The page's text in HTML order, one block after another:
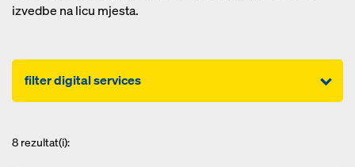
izvedbe na licu mjesta.
filter digital services
8 rezultat(i):